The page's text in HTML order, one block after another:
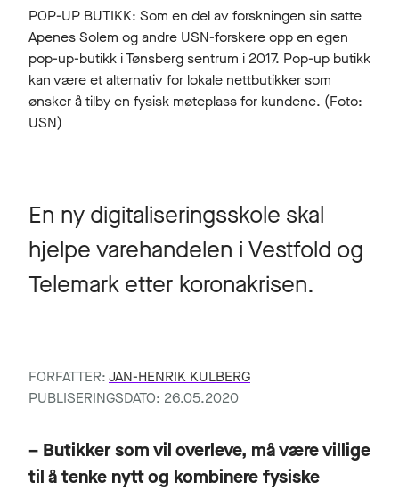
POP-UP BUTIKK: Som en del av forskningen sin satte
Apenes Solem og andre USN-forskere opp en egen
pop-up-butikk i Tønsberg sentrum i 2017. Pop-up butikk
kan være et alternativ for lokale nettbutikker som
ønsker å tilby en fysisk møteplass for kundene. (Foto:
USN)
En ny digitaliseringsskole skal
hjelpe varehandelen i Vestfold og
Telemark etter koronakrisen.
FORFATTER:JAN-HENRIK KULBERG
PUBLISERINGSDATO: 26.05.2020
– Butikker som vil overleve, må være villige
til å tenke nytt og kombinere fysiske